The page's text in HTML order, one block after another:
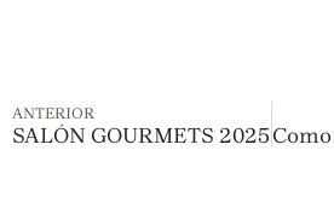
ANTERIOR
SALÓN GOURMETS 2025